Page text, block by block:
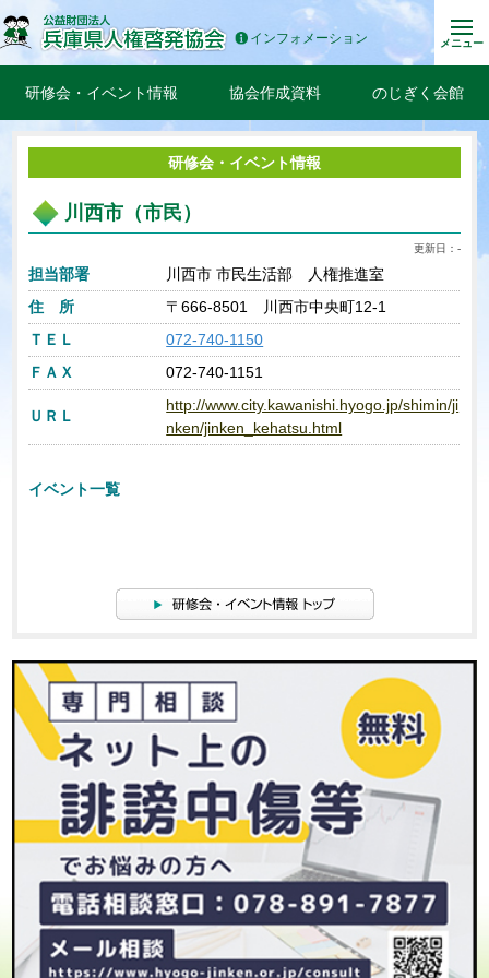
インフォメーション メニュー
研修会・イベント情報 協会作成資料 のじぎく会館
研修会・イベント情報
川西市（市民）
更新日：-
担当部署
川西市 市民生活部 人権推進室
住 所
〒666-8501 川西市中央町12-1
ＴＥＬ
072-740-1150
ＦＡＸ
072-740-1151
ＵＲＬ
http://www.city.kawanishi.hyogo.jp/shimin/ji
nken/jinken_kehatsu.html
イベント一覧